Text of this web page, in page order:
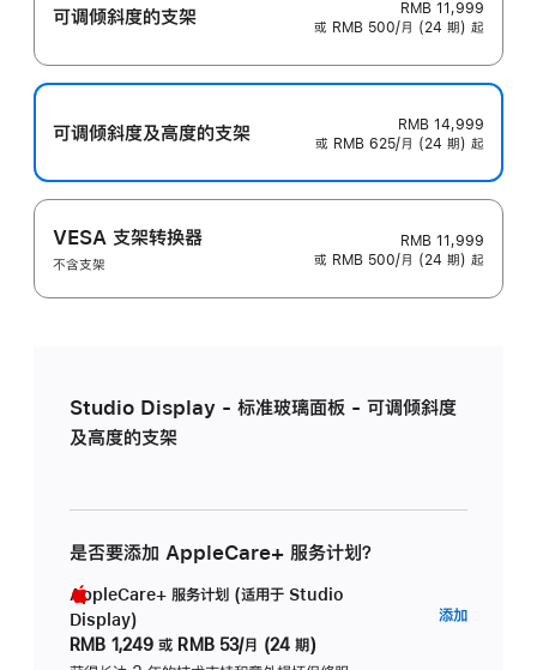
可调倾斜度的支架
RMB 11,999
或 RMB 500/月 (24 期) 起
可调倾斜度及高‍度的支‍架
RMB 14,999
或 RMB 625/月 (24 期) 起
VESA 支架转换器
不含支架
RMB 11,999
或 RMB 500/月 (24 期) 起
Studio Display - 标准玻璃面板 - 可调倾斜度
及高度的支架
是否要添加 AppleCare+ 服务计划？
AppleCare+ 服务计划 (适用于 Studio
Display)
RMB 1,249 或 RMB 53/月 (24 期)
添加